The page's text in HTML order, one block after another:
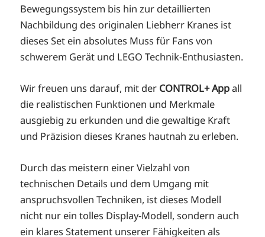
Bewegungssystem bis hin zur detaillierten
Nachbildung des originalen Liebherr Kranes ist
dieses Set ein absolutes Muss für Fans von
schwerem Gerät und LEGO Technik-Enthusiasten.
Wir freuen uns darauf, mit der CONTROL+ Appall
die realistischen Funktionen und Merkmale
ausgiebig zu erkunden und die gewaltige Kraft
und Präzision dieses Kranes hautnah zu erleben.
Durch das meistern einer Vielzahl von
technischen Details und dem Umgang mit
anspruchsvollen Techniken, ist dieses Modell
nicht nur ein tolles Display-Modell, sondern auch
ein klares Statement unserer Fähigkeiten als